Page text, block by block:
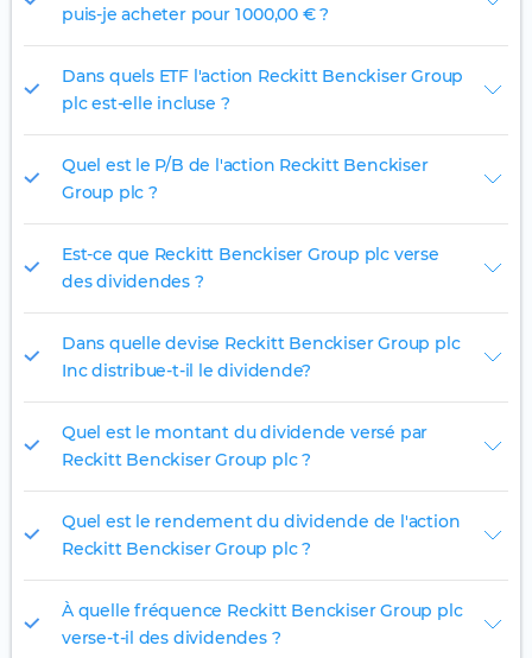
puis-je acheter pour 1 000,00 € ?
Dans quels ETF l'action Reckitt Benckiser Group
plc est-elle incluse ?
Quel est le P/B de l'action Reckitt Benckiser
Group plc ?
Est-ce que Reckitt Benckiser Group plc verse
des dividendes ?
Dans quelle devise Reckitt Benckiser Group plc
Inc distribue-t-il le dividende?
Quel est le montant du dividende versé par
Reckitt Benckiser Group plc ?
Quel est le rendement du dividende de l'action
Reckitt Benckiser Group plc ?
À quelle fréquence Reckitt Benckiser Group plc
verse-t-il des dividendes ?